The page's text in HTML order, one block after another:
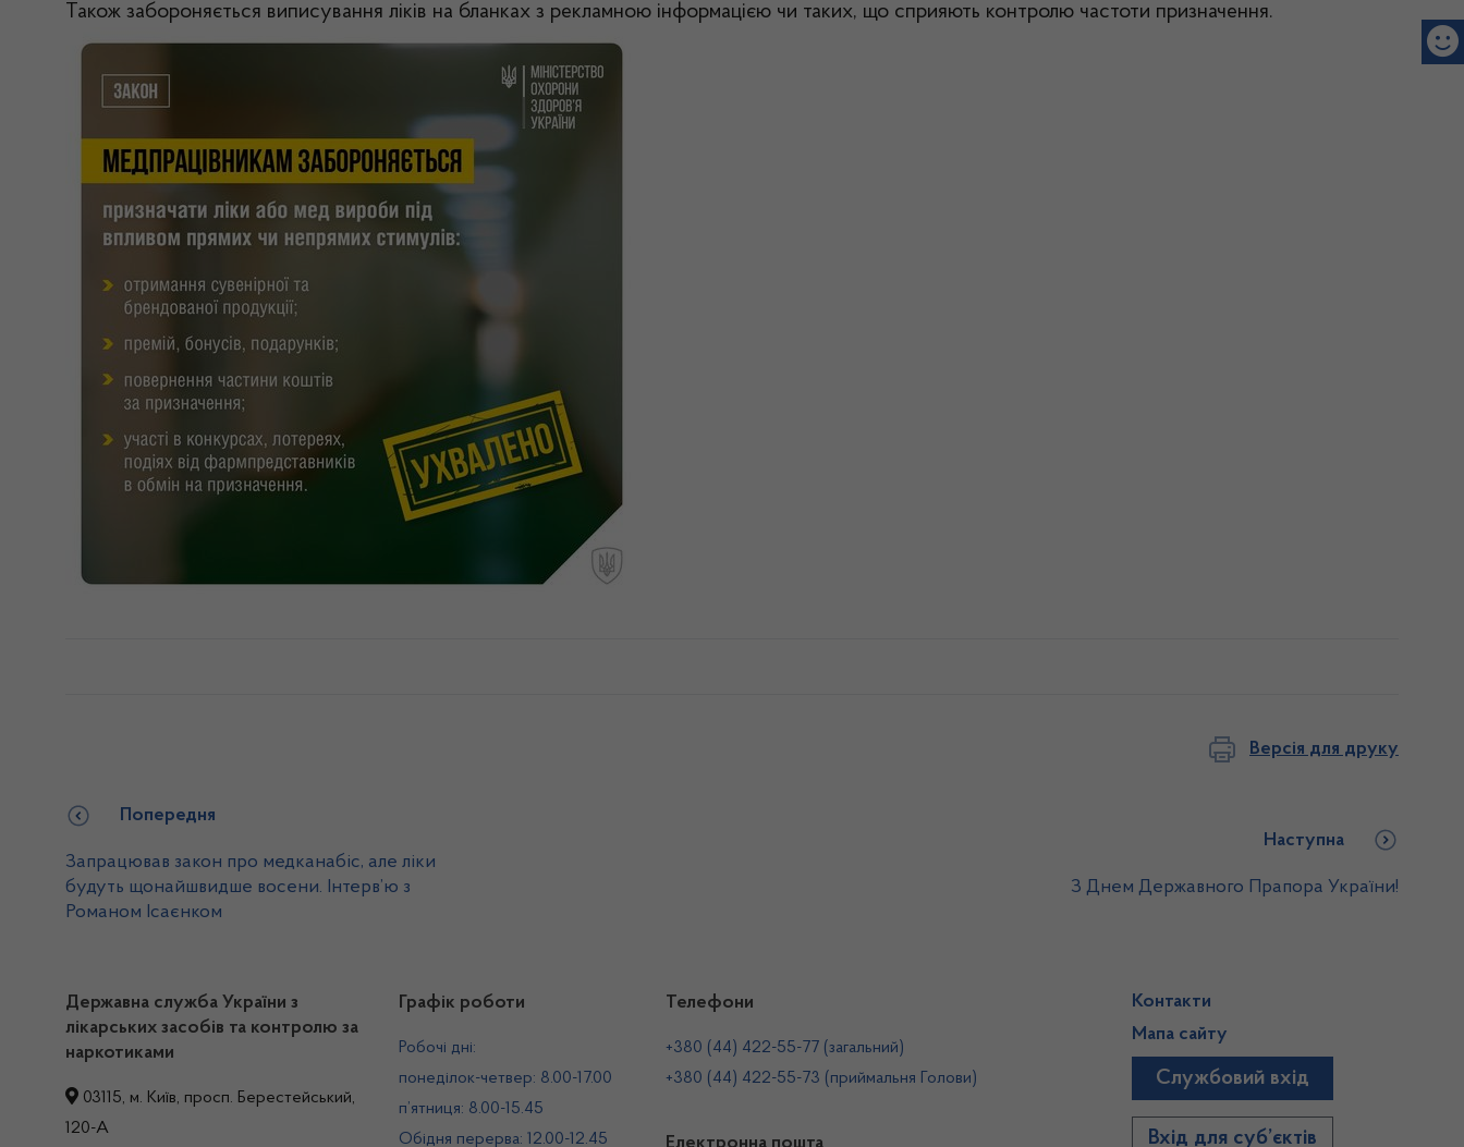
Також забороняється виписування ліків на бланках з рекламною інформацією чи таких, що сприяють контролю частоти призначення.
Версія для друку
Попередня
Запрацював закон про медканабіс, але ліки
будуть щонайшвидше восени. Інтерв’ю з
Романом Ісаєнком
Наступна
З Днем Державного Прапора України!
Державна служба України з
лікарських засобів та контролю за
наркотиками
03115, м. Київ, просп. Берестейський,
120-А
Графік роботи
Робочі дні:
понеділок-четвер: 8.00-17.00
п’ятниця: 8.00-15.45
Обідня перерва: 12.00-12.45
Телефони
+380 (44) 422-55-77 (загальний)
+380 (44) 422-55-73 (приймальня Голови)
Контакти
Мапа сайту
Службовий вхід
Вхід для суб’єктів